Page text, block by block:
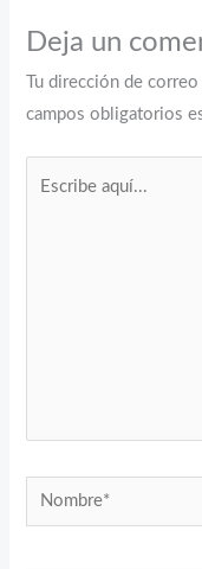
Deja un
Tu dirección de
campos obligatorios
Nombre*